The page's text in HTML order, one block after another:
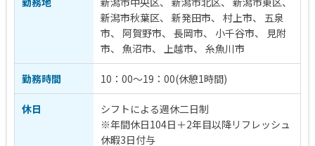
新潟市秋葉区、 新発田市、 村上市、 五泉
市、 阿賀野市、 長岡市、 小千谷市、 見附
市、 魚沼市、 上越市、 糸魚川市
勤務時間 10：00～19：00(休憩1時間)
休日
シフトによる週休二日制
※年間休日104日＋2年目以降リフレッシュ
休暇3日付与